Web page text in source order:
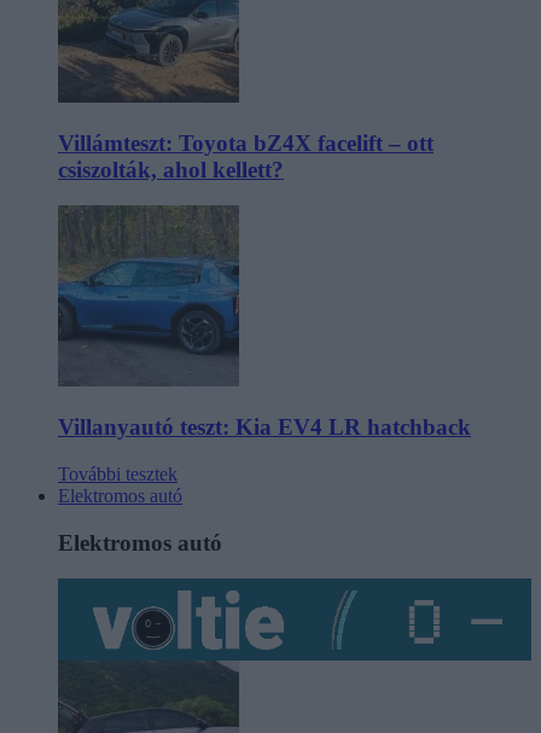
Villámteszt: Toyota bZ4X facelift – ott
csiszolták, ahol kellett?
Villanyautó teszt: Kia EV4 LR hatchback
További tesztek
Elektromos autó
Elektromos autó